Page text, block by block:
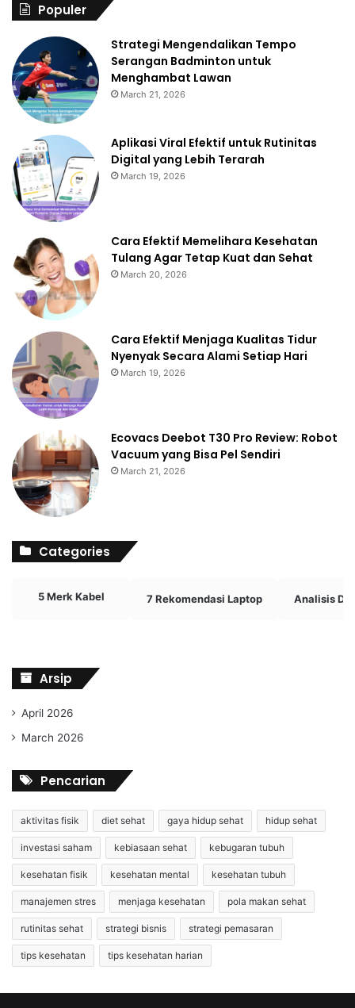
Populer
Strategi Mengendalikan Tempo
Serangan Badminton untuk
Menghambat Lawan
March 21, 2026
Aplikasi Viral Efektif untuk Rutinitas
Digital yang Lebih Terarah
March 19, 2026
Cara Efektif Memelihara Kesehatan
Tulang Agar Tetap Kuat dan Sehat
March 20, 2026
Cara Efektif Menjaga Kualitas Tidur
Nyenyak Secara Alami Setiap Hari
March 19, 2026
Ecovacs Deebot T30 Pro Review: Robot
Vacuum yang Bisa Pel Sendiri
March 21, 2026
Categories
5 Merk Kabel 7 Rekomendasi Laptop Analisis
Arsip
April 2026
March 2026
Pencarian
aktivitas fisik diet sehat gaya hidup sehat hidup sehat
investasi saham kebiasaan sehat kebugaran tubuh
kesehatan fisik kesehatan mental kesehatan tubuh
manajemen stres menjaga kesehatan pola makan sehat
rutinitas sehat strategi bisnis strategi pemasaran
tips kesehatan tips kesehatan harian